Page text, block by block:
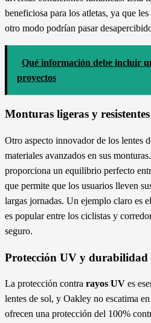
beneficiosa para los atletas, ya que
otro modo podrían pasar
Qué información debe incluir
proyectos
Monturas ligeras y resistentes
Otro aspecto innovador de los lentes
materiales avanzados en sus
proporciona un equilibrio perfecto
que permite que los usuarios lleven
largas jornadas. Un ejemplo claro es
es popular entre los ciclistas y
seguro.
Protección UV y durabilidad
La protección contra rayos UV es
lentes de sol, y Oakley no escatima
ofrecen una protección del 100%